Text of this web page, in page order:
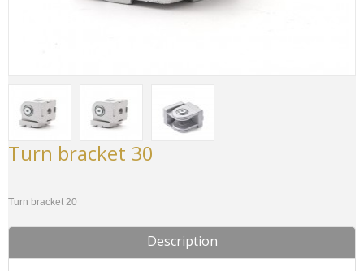
Turn bracket 30
Turn bracket 20
Description